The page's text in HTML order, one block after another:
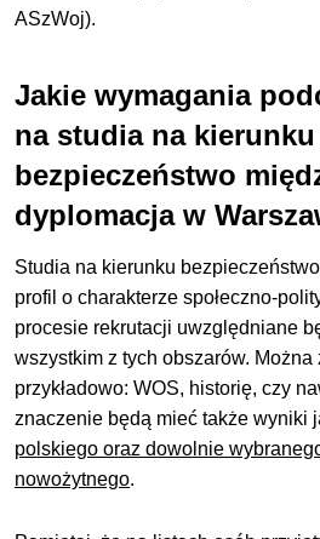
ASzWoj).
Jakie wymagania
na studia na kierunku
bezpieczeństwo
dyplomacja w
Studia na kierunku
profil o charakterze społeczno-
procesie rekrutacji uwzględniane
wszystkim z tych obszarów. Można
przykładowo: WOS, historię, czy
znaczenie będą mieć także wyniki
polskiego oraz dowolnie
nowożytnego.